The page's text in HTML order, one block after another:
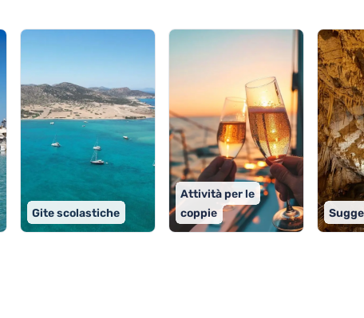
Gite scolastiche
Attività per le
coppie